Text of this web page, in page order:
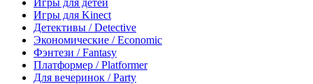
Игры для детей
Игры для Kinect
Детективы / Detective
Экономические / Economic
Фэнтези / Fantasy
Платформер / Platformer
Для вечеринок / Party